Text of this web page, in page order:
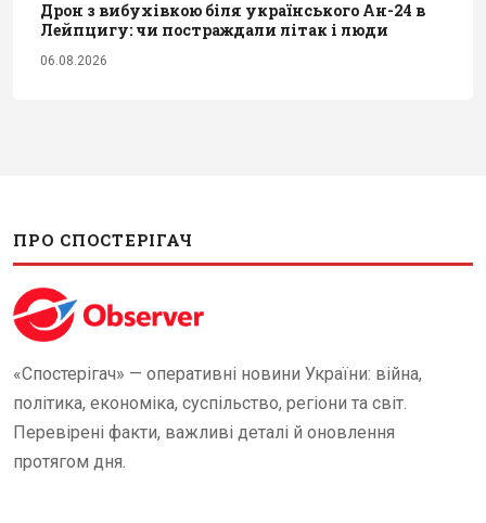
Дрон з вибухівкою біля українського Ан-24 в
Лейпцигу: чи постраждали літак і люди
06.08.2026
ПРО СПОСТЕРІГАЧ
«Спостерігач» — оперативні новини України: війна,
політика, економіка, суспільство, регіони та світ.
Перевірені факти, важливі деталі й оновлення
протягом дня.